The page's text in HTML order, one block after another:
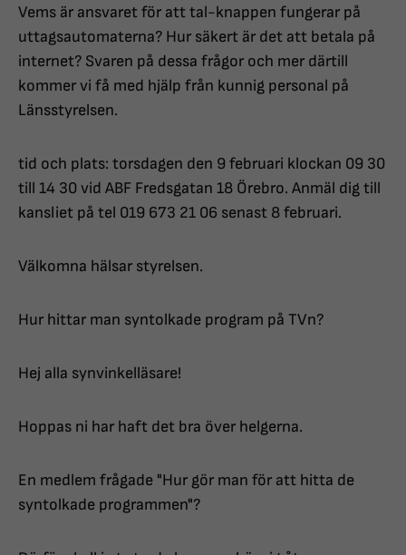
Vems är ansvaret för att tal-knappen fungerar på
uttagsautomaterna? Hur säkert är det att betala på
internet? Svaren på dessa frågor och mer därtill
kommer vi få med hjälp från kunnig personal på
Länsstyrelsen.
tid och plats: torsdagen den 9 februari klockan 09 30
till 14 30 vid ABF Fredsgatan 18 Örebro. Anmäl dig till
kansliet på tel 019 673 21 06 senast 8 februari.
Välkomna hälsar styrelsen.
Hur hittar man syntolkade program på TVn?
Hej alla synvinkelläsare!
Hoppas ni har haft det bra över helgerna.
En medlem frågade "Hur gör man för att hitta de
syntolkade programmen"?